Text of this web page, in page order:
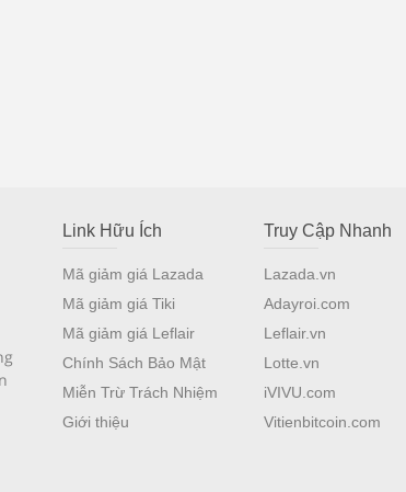
Link Hữu Ích
Mã giảm giá Lazada
Mã giảm giá Tiki
Mã giảm giá Leflair
Chính Sách Bảo Mật
Miễn Trừ Trách Nhiệm
Giới thiệu
Truy Cập Nhanh
Lazada.vn
Adayroi.com
Leflair.vn
Lotte.vn
iVIVU.com
Vitienbitcoin.com